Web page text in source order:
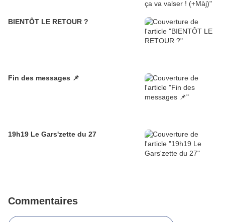
BIENTÔT LE RETOUR ?
Fin des messages 📌
19h19 Le Gars'zette du 27
Commentaires